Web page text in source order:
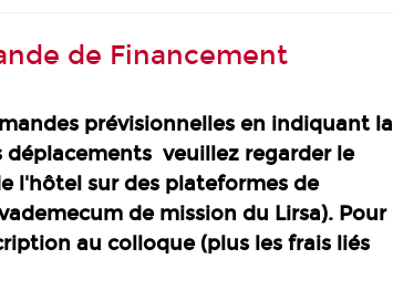
de Financement
prévisionnelles en indiquant la
déplacements veuillez regarder le
l'hôtel sur des plateformes de
de mission du Lirsa). Pour
au colloque (plus les frais liés